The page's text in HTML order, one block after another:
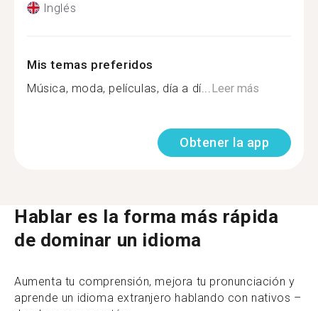
Inglés
Mis temas preferidos
Música, moda, películas, día a dí... Leer más
Obtener la app
Hablar es la forma más rápida
de dominar un idioma
Aumenta tu comprensión, mejora tu pronunciación y
aprende un idioma extranjero hablando con nativos –